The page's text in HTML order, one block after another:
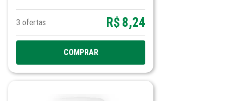
3 ofertas R$ 8,24
COMPRAR